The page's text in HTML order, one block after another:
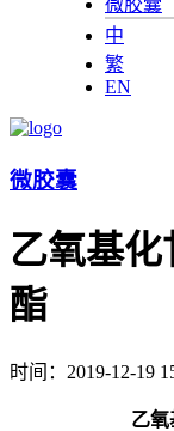
微胶囊
中
繁
EN
微胶囊
乙氧基
酯
时间：2019-12-19
乙氧